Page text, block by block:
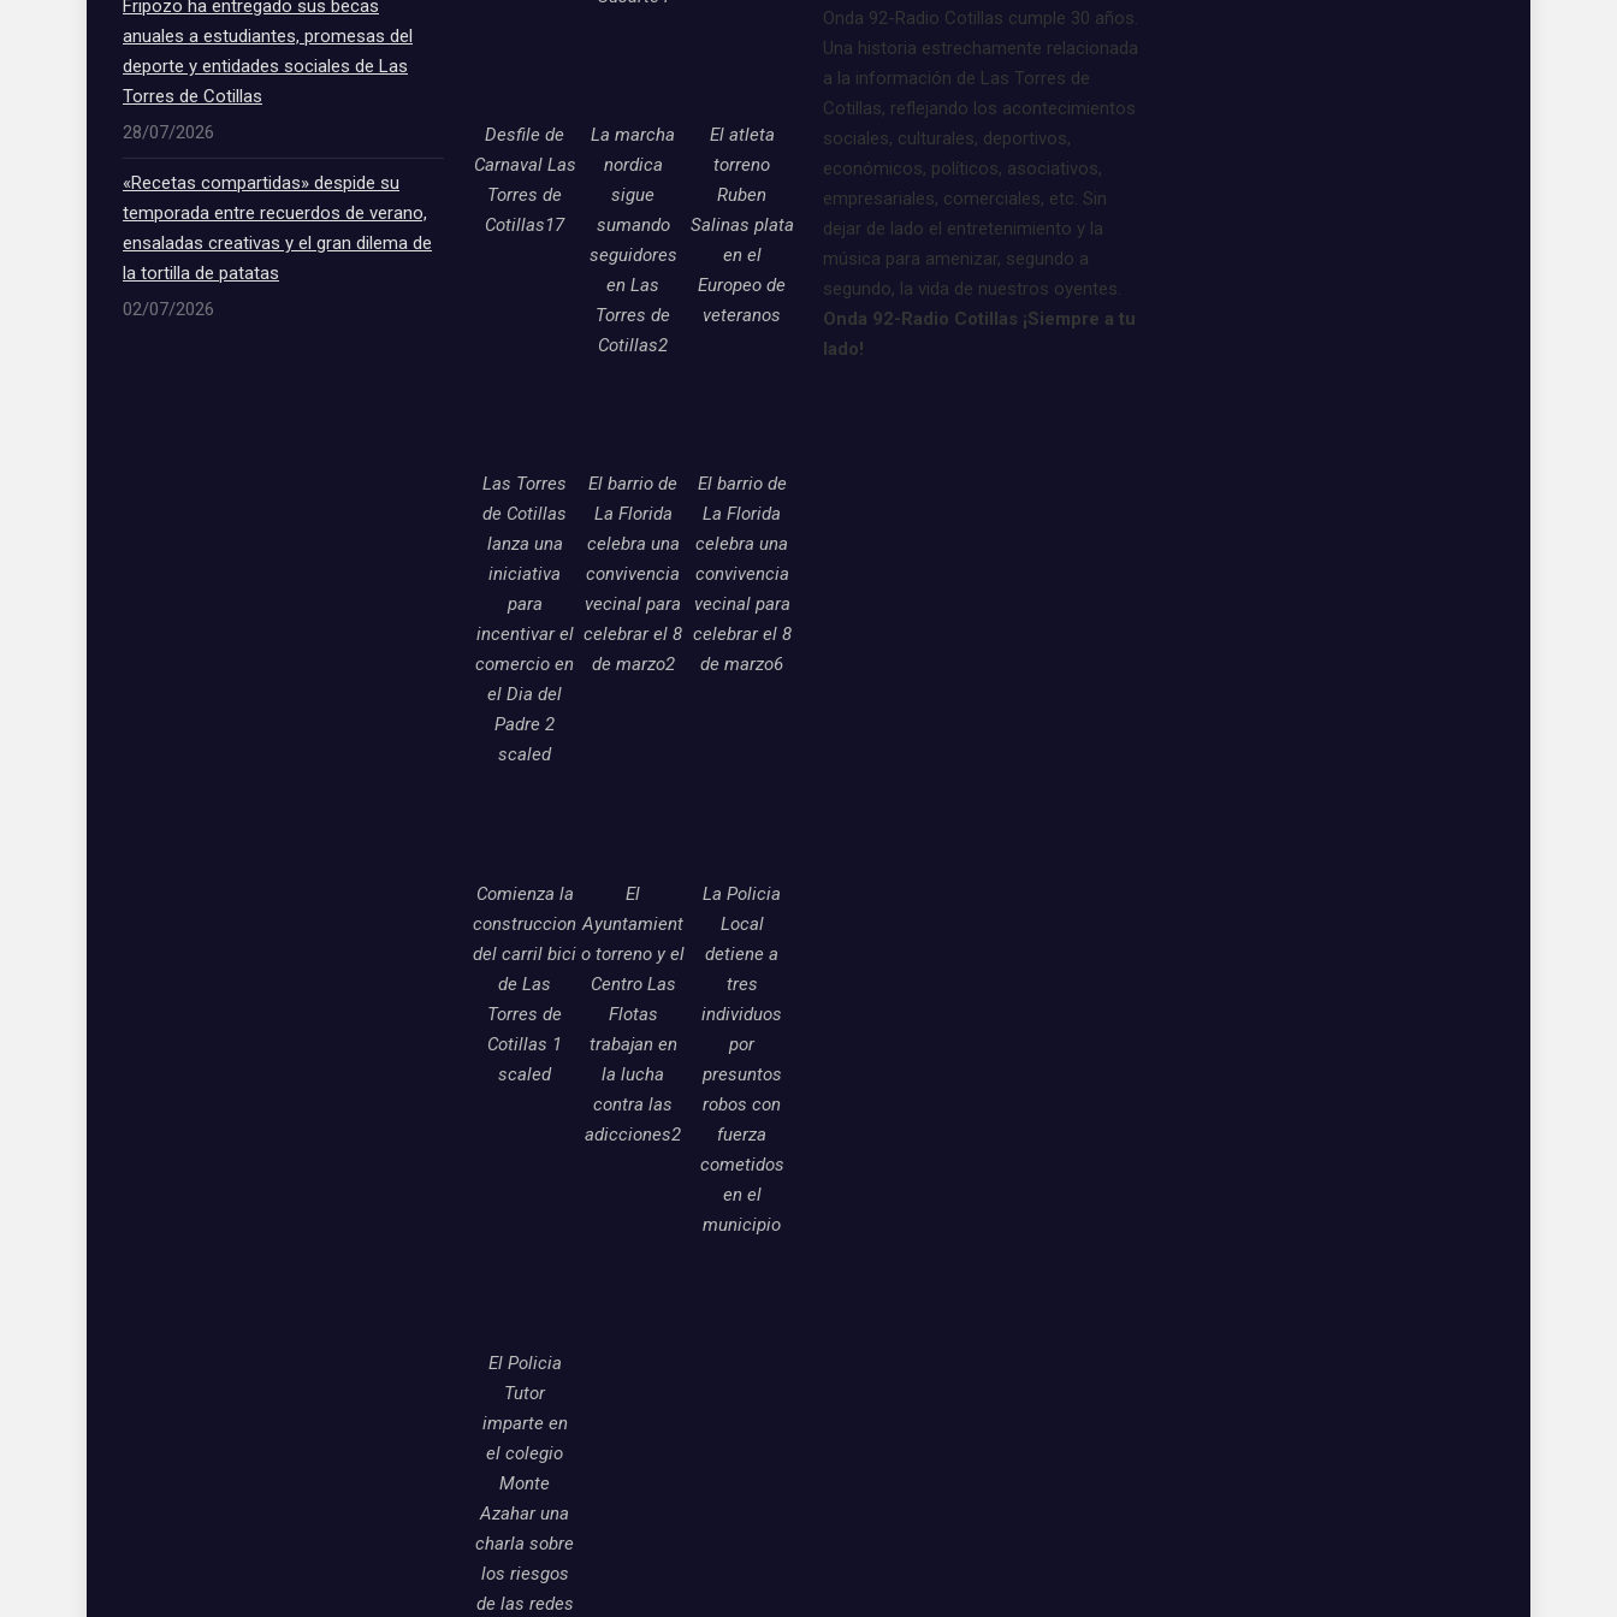
Fripozo ha entregado sus becas
anuales a estudiantes, promesas del
deporte y entidades sociales de Las
Torres de Cotillas
28/07/2026
«Recetas compartidas» despide su
temporada entre recuerdos de verano,
ensaladas creativas y el gran dilema de
la tortilla de patatas
02/07/2026
Desfile de
Carnaval Las
Torres de
Cotillas17
La marcha
nordica
sigue
sumando
seguidores
en Las
Torres de
Cotillas2
El atleta
torreno
Ruben
Salinas plata
en el
Europeo de
veteranos
Las Torres
de Cotillas
lanza una
iniciativa
para
incentivar el
comercio en
el Dia del
Padre 2
scaled
El barrio de
La Florida
celebra una
convivencia
vecinal para
celebrar el 8
de marzo2
El barrio de
La Florida
celebra una
convivencia
vecinal para
celebrar el 8
de marzo6
Comienza la
construccion
del carril bici
de Las
Torres de
Cotillas 1
scaled
El
Ayuntamient
o torreno y el
Centro Las
Flotas
trabajan en
la lucha
contra las
adicciones2
La Policia
Local
detiene a
tres
individuos
por
presuntos
robos con
fuerza
cometidos
en el
municipio
El Policia
Tutor
imparte en
el colegio
Monte
Azahar una
charla sobre
los riesgos
de las redes
Onda 92-Radio Cotillas cumple 30 años.
Una historia estrechamente relacionada
a la información de Las Torres de
Cotillas, reflejando los acontecimientos
sociales, culturales, deportivos,
económicos, políticos, asociativos,
empresariales, comerciales, etc. Sin
dejar de lado el entretenimiento y la
música para amenizar, segundo a
segundo, la vida de nuestros oyentes.
Onda 92-Radio Cotillas ¡Siempre a tu
lado!